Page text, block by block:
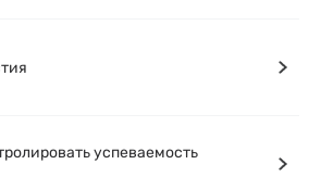
успеваемость